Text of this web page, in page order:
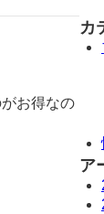
お得なの
カ
ア